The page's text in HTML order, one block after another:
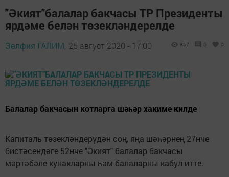
"Әкият"балалар бакчасы ТР Президенты
ярдәме белән төзекләндерелде
Зөлфия ГАЛИМ, 25 август 2020 - 17:00 867 0 0
Балалар бакчасын котларга шәһәр хакиме килде
Капиталь төзекләндерүдән соң, яңа шәһәрнең 27нче
бистәсендәге 52нче "Әкият" балалар бакчасы
мәртәбәле кунакларны һәм балаларны кабул итте.